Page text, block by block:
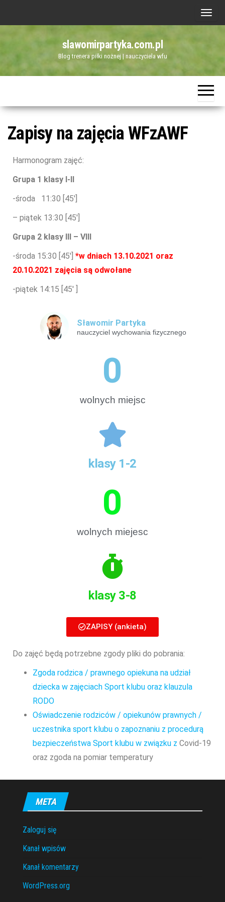
P
ą
c
z
slawomirpartyka.com.pl
Blog trenera piłki nożnej | nauczyciela wfu
Zapisy na zajęcia WFzAWF
Harmonogram zajęć:
Grupa 1 klasy I-II
-środa 11:30 [45′]
– piątek 13:30 [45′]
Grupa 2 klasy III – VIII
-środa 15:30 [45′] *w dniach 13.10.2021 oraz
20.10.2021 zajęcia są odwołane
-piątek 14:15 [45′ ]
Sławomir Partyka
nauczyciel wychowania fizycznego
wolnych miejsc
0
klasy 1-2
wolnych miejesc
0
klasy 3-8
ZAPISY (ankieta)
Do zajęć będą potrzebne zgody pliki do pobrania:
Zgoda rodzica / prawnego opiekuna na udział
dziecka w zajęciach Sport klubu oraz klauzula
RODO
Oświadczenie rodziców / opiekunów prawnych /
uczestnika sport klubu o zapoznaniu z procedurą
bezpieczeństwa Sport klubu w związku z Covid-19
oraz zgoda na pomiar temperatury
META
Zaloguj się
Kanał wpisów
Kanał komentarzy
WordPress.org